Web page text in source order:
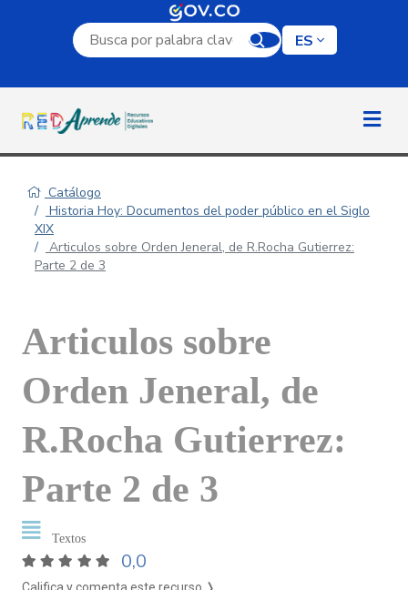
Campo de búsqueda por palabra clave
ES
Catálogo
Historia Hoy: Documentos del poder público en el Siglo
XIX
Articulos sobre Orden Jeneral, de R.Rocha Gutierrez:
Parte 2 de 3
Articulos sobre
Orden Jeneral, de
R.Rocha Gutierrez:
Parte 2 de 3
Textos
0,0